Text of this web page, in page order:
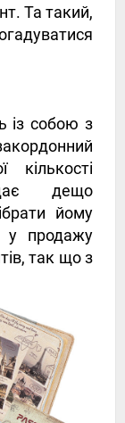
Та такий,
із собою з
кількості
дещо
йому
у продажу
так що з